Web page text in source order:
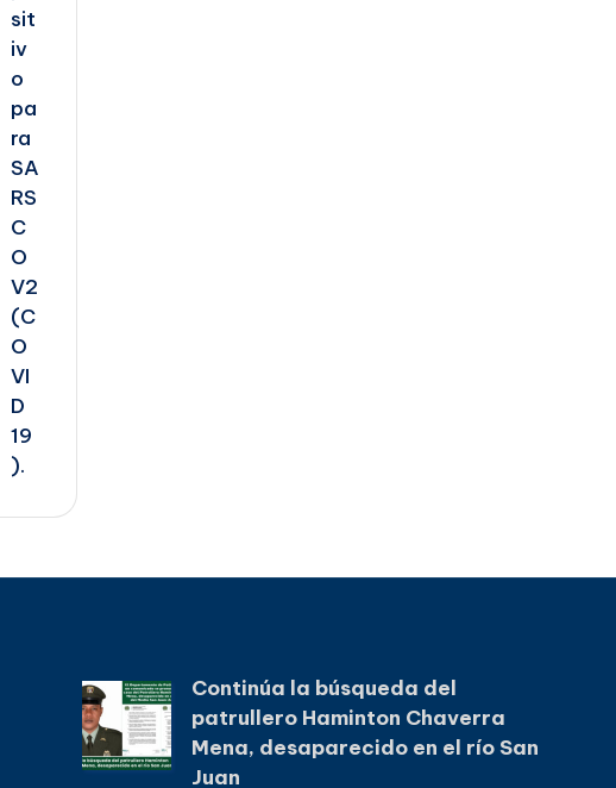
Continúa la búsqueda del
patrullero Haminton Chaverra
Mena, desaparecido en el río San
Juan